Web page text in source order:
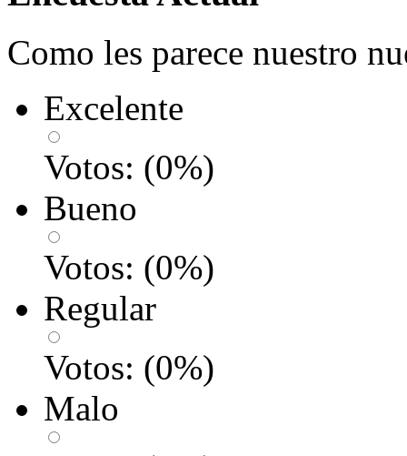
Como les parece nuestro
Excelente
Votos: (0%)
Bueno
Votos: (0%)
Regular
Votos: (0%)
Malo